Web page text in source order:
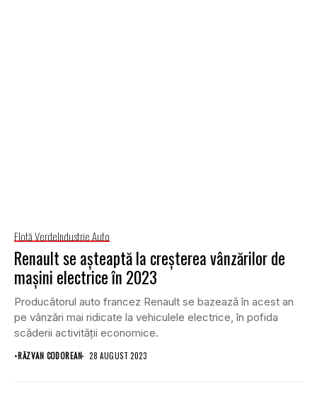
Flotă VerdeIndustrie Auto
Renault se aşteaptă la creșterea vânzărilor de
maşini electrice în 2023
Producătorul auto francez Renault se bazează în acest an
pe vânzări mai ridicate la vehiculele electrice, în pofida
scăderii activităţii economice.
•RĂZVAN CODOREAN 28 AUGUST 2023